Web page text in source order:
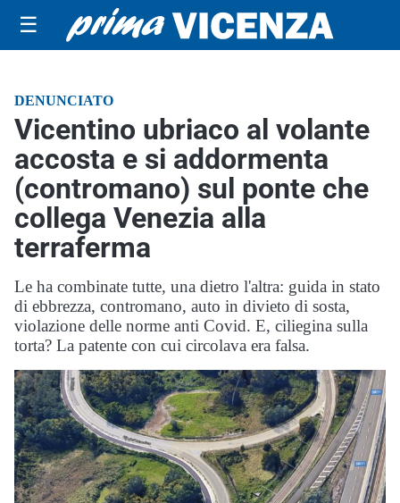
☰
DENUNCIATO
Vicentino ubriaco al volante
accosta e si addormenta
(contromano) sul ponte che
collega Venezia alla
terraferma
Le ha combinate tutte, una dietro l'altra: guida in stato
di ebbrezza, contromano, auto in divieto di sosta,
violazione delle norme anti Covid. E, ciliegina sulla
torta? La patente con cui circolava era falsa.